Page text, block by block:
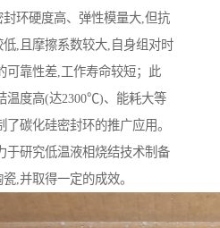
环硬度高、弹性模量大,但抗
,且摩擦系数较大,自身组对时
可靠性差,工作寿命较短；此
温度高(达2300℃)、能耗大等
碳化硅密封环的推广应用。
于研究低温液相烧结技术制备
,并取得一定的成效。